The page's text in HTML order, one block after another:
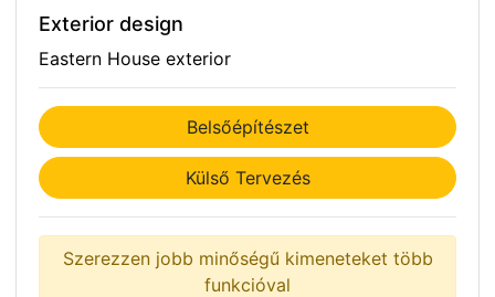
Exterior design
Eastern House exterior
Belsőépítészet
Külső Tervezés
Szerezzen jobb minőségű kimeneteket több
funkcióval